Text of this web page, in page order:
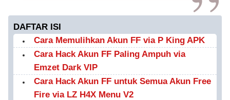
DAFTAR ISI
Cara Memulihkan Akun FF via P King APK
Cara Hack Akun FF Paling Ampuh via
Emzet Dark VIP
Cara Hack Akun FF untuk Semua Akun Free
Fire via LZ H4X Menu V2